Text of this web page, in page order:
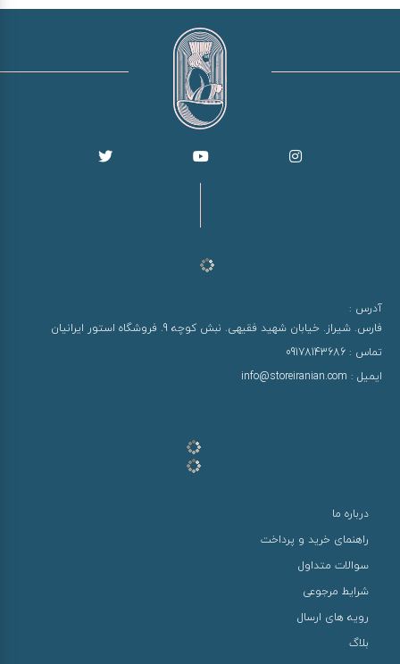
آدرس :
فارس. شیراز. خیابان شهید فقیهی. نبش کوچه 9. فروشگاه استور ایرانیان
تماس : 09178143686
ایمیل : info@storeiranian.com
درباره ما
راهنمای خرید و پرداخت
سوالات متداول
شرایط مرجوعی
رویه های ارسال
بلاگ